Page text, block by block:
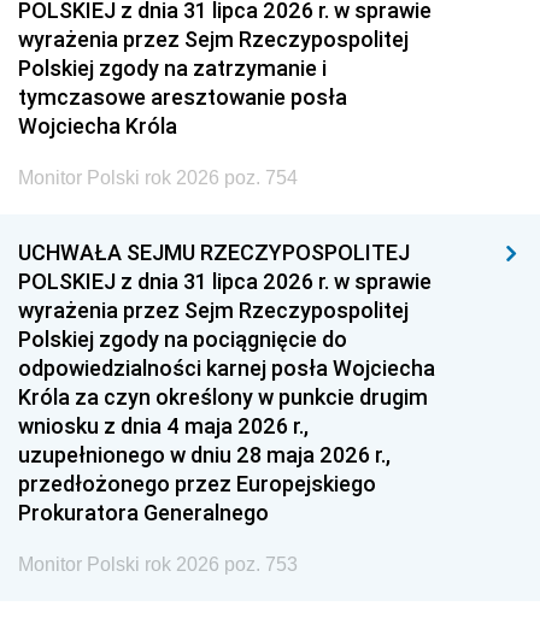
POLSKIEJ z dnia 31 lipca 2026 r. w sprawie
wyrażenia przez Sejm Rzeczypospolitej
Polskiej zgody na zatrzymanie i
tymczasowe aresztowanie posła
Wojciecha Króla
Monitor Polski rok 2026 poz. 754
UCHWAŁA SEJMU RZECZYPOSPOLITEJ
POLSKIEJ z dnia 31 lipca 2026 r. w sprawie
wyrażenia przez Sejm Rzeczypospolitej
Polskiej zgody na pociągnięcie do
odpowiedzialności karnej posła Wojciecha
Króla za czyn określony w punkcie drugim
wniosku z dnia 4 maja 2026 r.,
uzupełnionego w dniu 28 maja 2026 r.,
przedłożonego przez Europejskiego
Prokuratora Generalnego
Monitor Polski rok 2026 poz. 753